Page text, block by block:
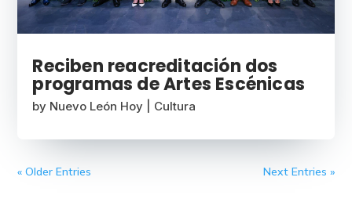
Reciben reacreditación dos
programas de Artes Escénicas
by Nuevo León Hoy Cultura
« Older Entries Next Entries »